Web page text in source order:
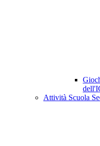
Attività Scuola